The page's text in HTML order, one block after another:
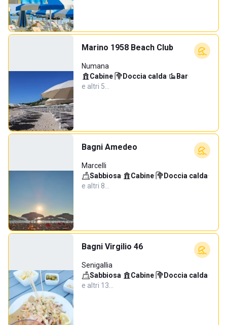
Marino 1958 Beach Club
Numana
Cabine· Doccia calda· Bar·
e altri 5…
Bagni Amedeo
Marcelli
Sabbiosa· Cabine· Doccia calda·
e altri 8…
Bagni Virgilio 46
Senigallia
Sabbiosa· Cabine· Doccia calda·
e altri 13…